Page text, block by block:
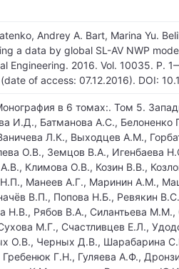
Andrey A. Bart, Marina Yu.
a data by global SL-AV NWP
Engineering. 2016. Vol. 10035. P.
of access: 07.12.2016). DOI:
в 6 томах:. Том 5.
И.Д., Батманова А.С., Белоненко
Л.К., Выходцев А.М.,
О.В., Земцов В.А., Игенбаева
Климова О.В., Козин В.В.,
Манеев А.Г., Маринин А.М.,
В.П., Попова Н.Б., Ревякин
Рябов В.А., Силантьева М.М.,
М.Г., Счастливцев Е.Л.,
О.В., Черных Д.В., Шарабарина
Г.Н., Гуляева А.Ф.,